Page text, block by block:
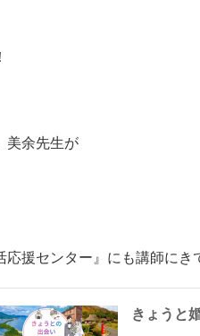
美余先生が
応援センター』にも講師にき
きょうと